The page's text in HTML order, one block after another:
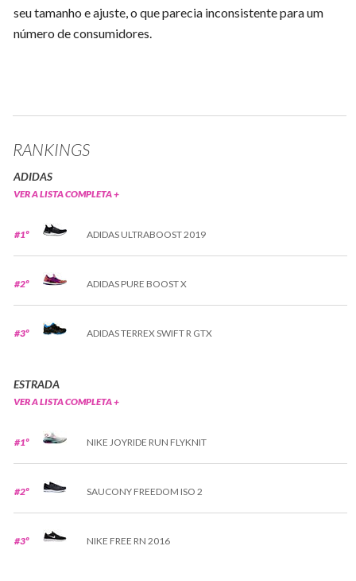
seu tamanho e ajuste, o que parecia inconsistente para um
número de consumidores.
RANKINGS
ADIDAS
VER A LISTA COMPLETA +
#1º ADIDAS ULTRABOOST 2019
#2º ADIDAS PURE BOOST X
#3º ADIDAS TERREX SWIFT R GTX
ESTRADA
VER A LISTA COMPLETA +
#1º NIKE JOYRIDE RUN FLYKNIT
#2º SAUCONY FREEDOM ISO 2
#3º NIKE FREE RN 2016